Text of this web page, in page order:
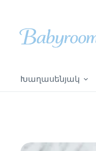
Խաղասենյակ